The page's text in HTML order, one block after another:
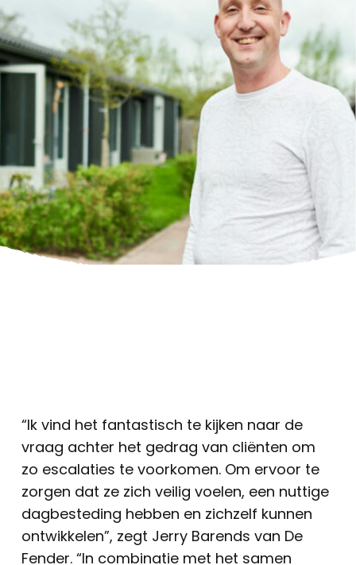
“Ik vind het fantastisch te kijken naar de
vraag achter het gedrag van cliënten om
zo escalaties te voorkomen. Om ervoor te
zorgen dat ze zich veilig voelen, een nuttige
dagbesteding hebben en zichzelf kunnen
ontwikkelen”, zegt Jerry Barends van De
Fender. “In combinatie met het samen